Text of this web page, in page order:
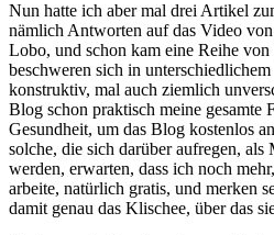
Nun hatte ich aber mal drei Artikel
nämlich Antworten auf das Video
Lobo, und schon kam eine Reihe
beschweren sich in
konstruktiv, mal auch ziemlich
Blog schon praktisch meine gesamte
Gesundheit, um das Blog kostenlos
solche, die sich darüber aufregen,
werden, erwarten, dass ich noch
arbeite, natürlich gratis, und merken
damit genau das Klischee, über das